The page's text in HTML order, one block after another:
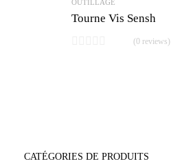
OUTILLAGE
Tourne Vis Sensh
(0 reviews)
CATÉGORIES DE PRODUITS